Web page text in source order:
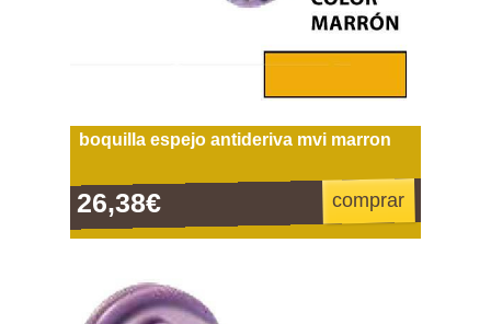
boquilla espejo antideriva mvi marron
26,38€ comprar